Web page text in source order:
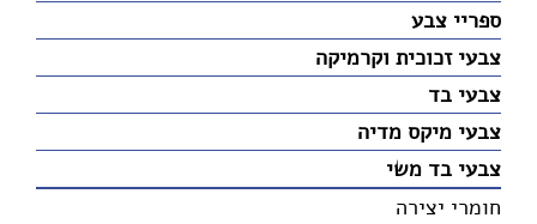
ספריי צבע
צבעי זכוכית וקרמיקה
צבעי בד
צבעי מיקס מדיה
צבעי בד משי
חומרי יצירה